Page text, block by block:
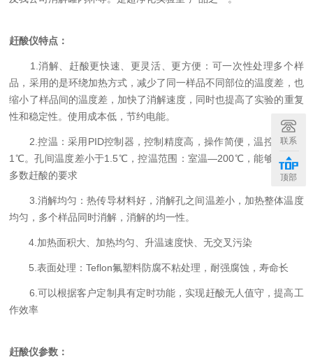
赶酸仪特点：
1.消解、赶酸更快速、更灵活、更方便：可一次性处理多个样
品，采用的是环绕加热方式，减少了同一样品不同部位的温度差，也
缩小了样品间的温度差，加快了消解速度，同时也提高了实验的重复
性和稳定性。使用成本低，节约电能。
2.控温：采用PID控制器，控制精度高，操作简便，温控精度：
1℃。孔间温度差小于1.5℃，控温范围：室温—200℃，能够满足大
多数赶酸的要求
3.消解均匀：热传导材料好，消解孔之间温差小，加热整体温度
均匀，多个样品同时消解，消解的均一性。
4.加热面积大、加热均匀、升温速度快、无交叉污染
5.表面处理：Teflon氟塑料防腐不粘处理，耐强腐蚀，寿命长
6.可以根据客户定制具有定时功能，实现赶酸无人值守，提高工
作效率
赶酸仪参数：
联系
顶部